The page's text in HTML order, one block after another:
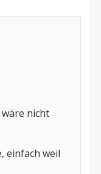
nicht
einfach weil